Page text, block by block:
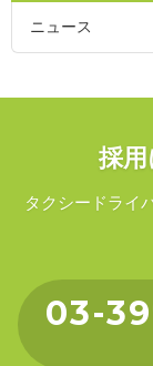
ニュース
採
タクシードライ
03-